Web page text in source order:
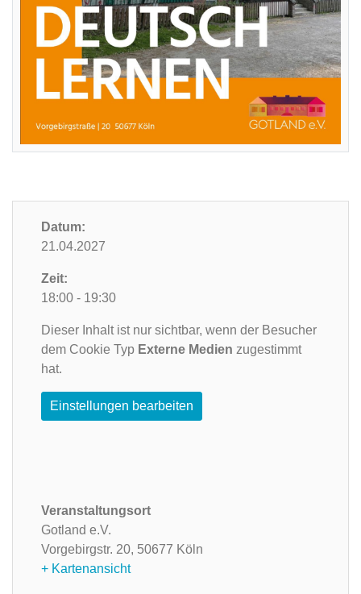
Datum:
21.04.2027
Zeit:
18:00 - 19:30
Dieser Inhalt ist nur sichtbar, wenn der Besucher
dem Cookie Typ Externe Medien zugestimmt
hat.
Einstellungen bearbeiten
Veranstaltungsort
Gotland e.V.
Vorgebirgstr. 20, 50677 Köln
+ Kartenansicht